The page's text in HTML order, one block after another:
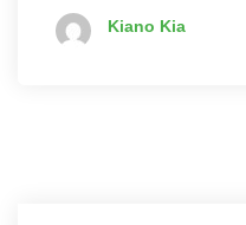
Kiano Kia